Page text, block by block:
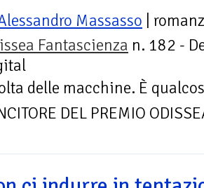
Massasso |
Fantascienza n. 182 -
delle macchine. È
DEL PREMIO